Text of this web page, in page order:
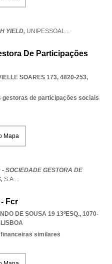
YIELD, UNIPESSOAL...
De Participações
SOARES 173, 4820-253,
de participações sociais
Mapa
- SOCIEDADE GESTORA DE
S.A....
Fcr
DE SOUSA 19 13ºESQ., 1070-
LISBOA
similares